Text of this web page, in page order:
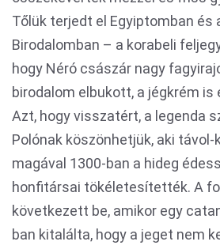
Tőlük terjedt el Egyiptomban és
Birodalomban – a korabeli
hogy Néró császár nagy
birodalom elbukott, a jégkrém is
Azt, hogy visszatért, a legenda
Polónak köszönhetjük, aki
magával 1300-ban a hideg
honfitársai tökéletesítették. A
következett be, amikor egy
ban kitalálta, hogy a jeget nem